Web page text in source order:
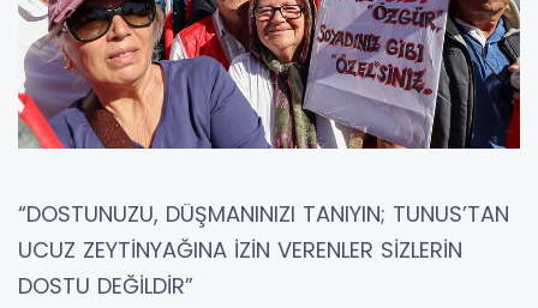
“DOSTUNUZU, DÜŞMANINIZI TANIYIN; TUNUS’TAN
UCUZ ZEYTİNYAĞINA İZİN VERENLER SİZLERİN
DOSTU DEĞİLDİR”